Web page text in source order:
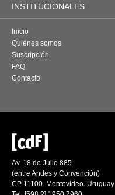
INSTITUCIONALES
Inicio
Quiénes somos
Suscripción
FAQ
Contacto
Av. 18 de Julio 885
(entre Andes y Convención)
CP 11100. Montevideo. Uruguay